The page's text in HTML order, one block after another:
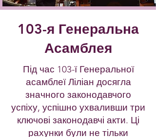
103-я Генеральна
Асамблея
Під час 103-ї Генеральної
асамблеї Ліліан досягла
значного законодавчого
успіху, успішно ухваливши три
ключові законодавчі акти. Ці
рахунки були не тільки